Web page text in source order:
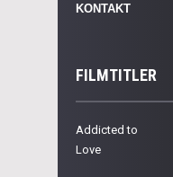
KONTAKT
FILMTITLER
Addicted to
Love